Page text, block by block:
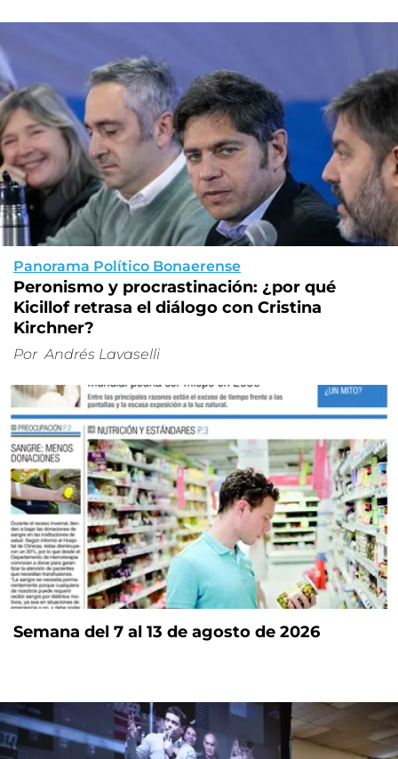
Panorama Político Bonaerense
Peronismo y procrastinación: ¿por qué
Kicillof retrasa el diálogo con Cristina
Kirchner?
Por Andrés Lavaselli
Semana del 7 al 13 de agosto de 2026